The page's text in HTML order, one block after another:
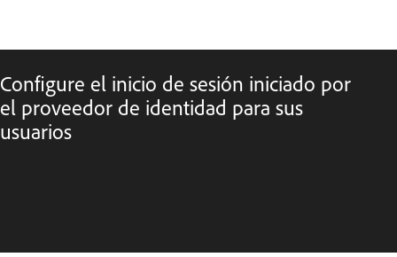
Configure el inicio de sesión iniciado por
el proveedor de identidad para sus
usuarios